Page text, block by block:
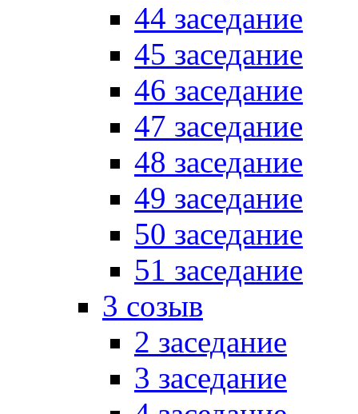
44 заседание
45 заседание
46 заседание
47 заседание
48 заседание
49 заседание
50 заседание
51 заседание
3 созыв
2 заседание
3 заседание